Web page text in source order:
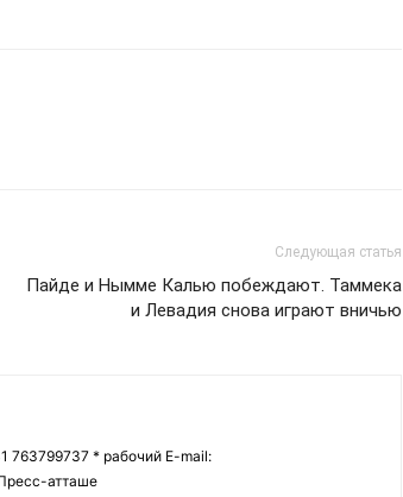
Следующая статья
Пайде и Нымме Калью побеждают. Таммека
и Левадия снова играют вничью
763799737 * рабочий E-mail:
атташе